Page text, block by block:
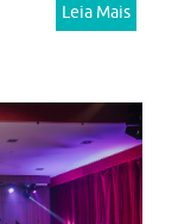
Leia Mais